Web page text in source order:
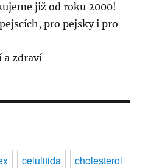
již od roku 2000!
pro pejsky i pro
a zdraví
celulitida
cholesterol